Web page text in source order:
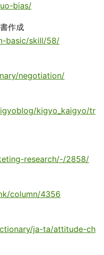
bias/
作成
basic/skill/58/
negotiation/
kigyo_kaigyo/tr
research/-/2858/
column/4356
ja-ta/attitude-ch